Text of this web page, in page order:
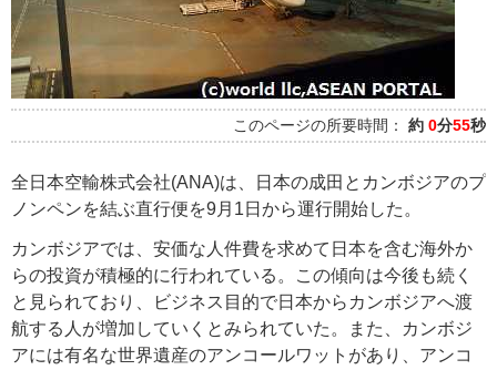
このページの所要時間： 約 0分55秒
全日本空輸株式会社(ANA)は、日本の成田とカンボジアのプ
ノンペンを結ぶ直行便を9月1日から運行開始した。
カンボジアでは、安価な人件費を求めて日本を含む海外か
らの投資が積極的に行われている。この傾向は今後も続く
と見られており、ビジネス目的で日本からカンボジアへ渡
航する人が増加していくとみられていた。また、カンボジ
アには有名な世界遺産のアンコールワットがあり、アンコ